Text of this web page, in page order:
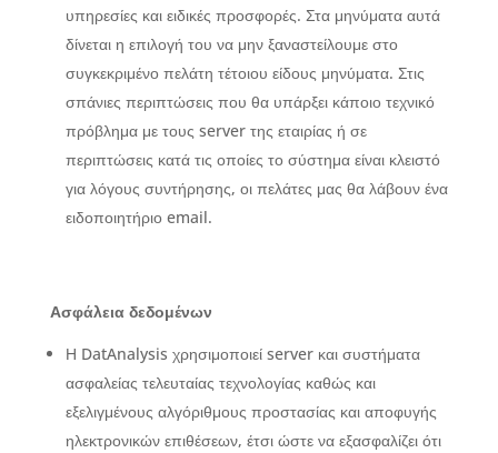
υπηρεσίες και ειδικές προσφορές. Στα μηνύματα αυτά
δίνεται η επιλογή του να μην ξαναστείλουμε στο
συγκεκριμένο πελάτη τέτοιου είδους μηνύματα. Στις
σπάνιες περιπτώσεις που θα υπάρξει κάποιο τεχνικό
πρόβλημα με τους server της εταιρίας ή σε
περιπτώσεις κατά τις οποίες το σύστημα είναι κλειστό
για λόγους συντήρησης, οι πελάτες μας θα λάβουν ένα
ειδοποιητήριο email.
Ασφάλεια δεδομένων
Η DatAnalysis χρησιμοποιεί server και συστήματα
ασφαλείας τελευταίας τεχνολογίας καθώς και
εξελιγμένους αλγόριθμους προστασίας και αποφυγής
ηλεκτρονικών επιθέσεων, έτσι ώστε να εξασφαλίζει ότι